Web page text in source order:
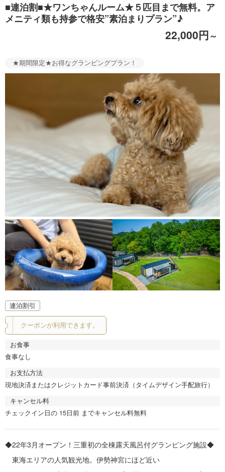
■連泊割■★ワンちゃんルーム★５匹目まで無料。ア
メニティ類も持参で格安”素泊まりプラン”♪
22,000円～
★期間限定★お得なグランピングプラン！
連泊割引
クーポンが利用できます。
お食事
食事なし
お支払方法
現地決済またはクレジットカード事前決済（タイムデザイン手配旅行）
キャンセル料
チェックイン日の 15日前 までキャンセル料無料
◆22年3月オープン！三重初の全棟露天風呂付グランピング施設◆
東海エリアの人気観光地。伊勢神宮にほど近い